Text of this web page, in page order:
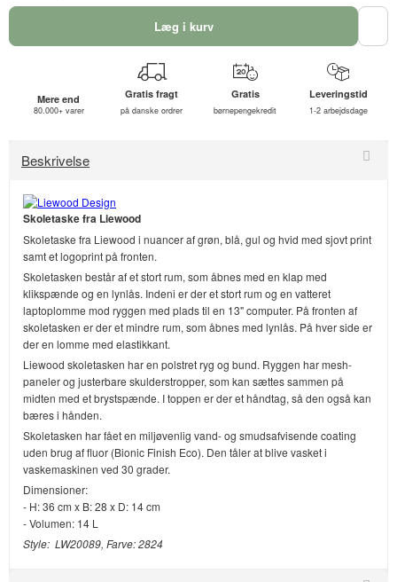
Læg i kurv
Mere end
80.000+ varer
Gratis fragt
på danske ordrer
Gratis
børnepengekredit
Leveringstid
1-2 arbejdsdage
Beskrivelse
Skoletaske fra Liewood
Skoletaske fra Liewood i nuancer af grøn, blå, gul og hvid med sjovt print
samt et logoprint på fronten.
Skoletasken består af et stort rum, som åbnes med en klap med
klikspænde og en lynlås. Indeni er der et stort rum og en vatteret
laptoplomme mod ryggen med plads til en 13" computer. På fronten af
skoletasken er der et mindre rum, som åbnes med lynlås. På hver side er
der en lomme med elastikkant.
Liewood skoletasken har en polstret ryg og bund. Ryggen har mesh-
paneler og justerbare skulderstropper, som kan sættes sammen på
midten med et brystspænde. I toppen er der et håndtag, så den også kan
bæres i hånden.
Skoletasken har fået en miljøvenlig vand- og smudsafvisende coating
uden brug af fluor (Bionic Finish Eco). Den tåler at blive vasket i
vaskemaskinen ved 30 grader.
Dimensioner:
- H: 36 cm x B: 28 x D: 14 cm
- Volumen: 14 L
Style: LW20089, Farve: 2824